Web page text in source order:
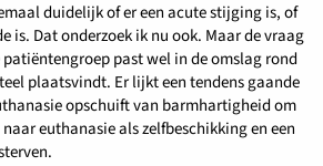
duidelijk of er een acute stijging is, of
is. Dat onderzoek ik nu ook. Maar de vraag
past wel in de omslag rond
plaatsvindt. Er lijkt een tendens gaande
opschuift van barmhartigheid om
euthanasie als zelfbeschikking en een